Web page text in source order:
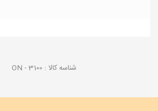
شناسه کالا : ON - 3100